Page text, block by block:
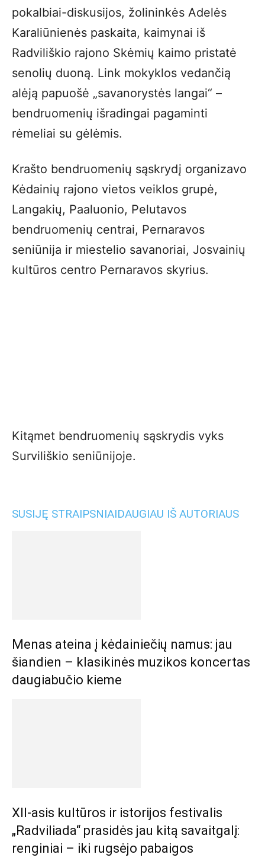
pokalbiai-diskusijos, žolininkės Adelės
Karaliūnienės paskaita, kaimynai iš
Radviliškio rajono Skėmių kaimo pristatė
senolių duoną. Link mokyklos vedančią
alėją papuošė „savanorystės langai“ –
bendruomenių išradingai pagaminti
rėmeliai su gėlėmis.
Krašto bendruomenių sąskrydį organizavo
Kėdainių rajono vietos veiklos grupė,
Langakių, Paaluonio, Pelutavos
bendruomenių centrai, Pernaravos
seniūnija ir miestelio savanoriai, Josvainių
kultūros centro Pernaravos skyrius.
Kitąmet bendruomenių sąskrydis vyks
Surviliškio seniūnijoje.
SUSIJĘ STRAIPSNIAIDAUGIAU IŠ AUTORIAUS
Menas ateina į kėdainiečių namus: jau
šiandien – klasikinės muzikos koncertas
daugiabučio kieme
XII-asis kultūros ir istorijos festivalis
„Radviliada“ prasidės jau kitą savaitgalį:
renginiai – iki rugsėjo pabaigos